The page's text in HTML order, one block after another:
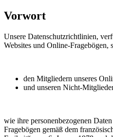
Vorwort
Unsere Datenschutzrichtlinien,
Websites und Online-Fragebögen,
den Mitgliedern unseres
und unseren Nicht-
wie ihre personenbezogenen
Fragebögen gemäß dem